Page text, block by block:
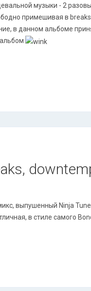
музыки - 2
примешивая в
в данном альбоме
выпушенный Ninja
в стиле самого